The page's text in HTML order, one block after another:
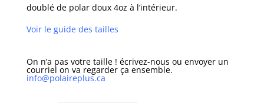
doublé de polar doux 4oz à l’intérieur.
Voir le guide des tailles
On n’a pas votre taille ! écrivez-nous ou envoyer un
courriel on va regarder ça ensemble.
info@polaireplus.ca